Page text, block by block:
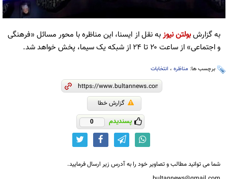
به گزارشبولتن نیوزبه نقل از ایسنا، این مناظره با محور مسائل «فرهنگی
و اجتماعی» از ساعت ۲۰ تا ۲۴ از شبکه یک سیما، پخش خواهد شد.
برچسب ها: مناظره ، انتخابات
گزارش خطا
پسندیدم 0
شما می توانید مطالب و تصاویر خود را به آدرس زیر ارسال فرمایید.